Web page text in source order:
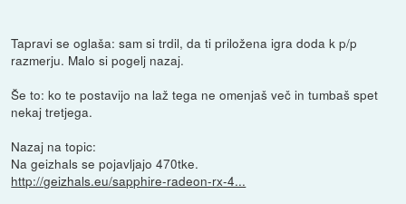
Tapravi se oglaša: sam si trdil, da ti priložena igra doda k p/p
razmerju. Malo si pogelj nazaj.
Še to: ko te postavijo na laž tega ne omenjaš več in tumbaš spet
nekaj tretjega.
Nazaj na topic:
Na geizhals se pojavljajo 470tke.
http://geizhals.eu/sapphire-radeon-rx-4...